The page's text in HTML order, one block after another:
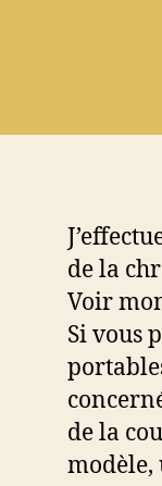
de la
Voir
Si vous
de la
modèle,